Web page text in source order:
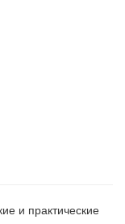
и практические